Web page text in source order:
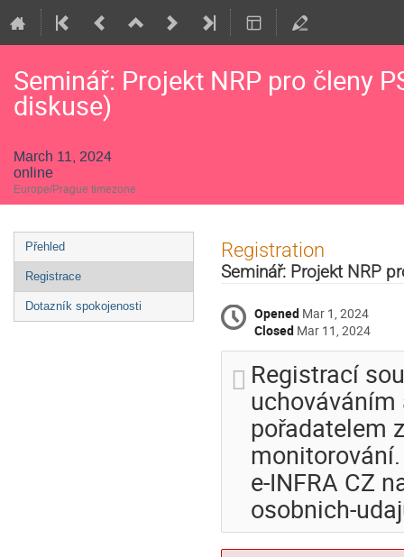
Seminář: Projekt NRP pro členy
diskuse)
March 11, 2024
online
Europe/Prague timezone
Event
menu
Přehled
Registrace
Dotazník spokojenosti
Registration
Seminář: Projekt NRP
Opened Mar 1, 2024
Closed Mar 11, 2024
Registrací
pořadatelem
e-INFRA CZ
osobnich-